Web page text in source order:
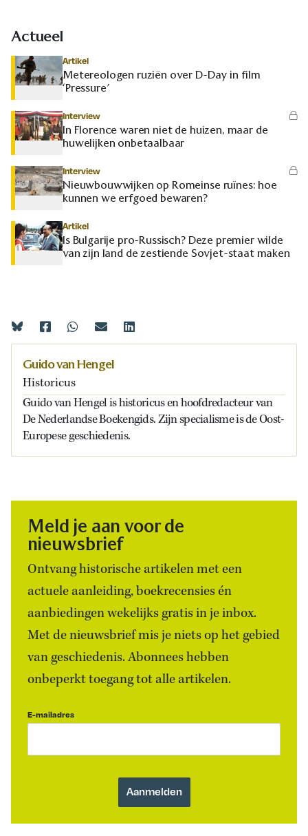
Actueel
Artikel
Metereologen ruziën over D-Day in film
‘Pressure’
Interview
In Florence waren niet de huizen, maar de
huwelijken onbetaalbaar
Interview
Nieuwbouwwijken op Romeinse ruïnes: hoe
kunnen we erfgoed bewaren?
Artikel
Is Bulgarije pro-Russisch? Deze premier wilde
van zijn land de zestiende Sovjet-staat maken
Guido van Hengel
Historicus
Guido van Hengel is historicus en hoofdredacteur van
De Nederlandse Boekengids. Zijn specialisme is de Oost-
Europese geschiedenis.
Meld je aan voor de
nieuwsbrief
Ontvang historische artikelen met een
actuele aanleiding, boekrecensies én
aanbiedingen wekelijks gratis in je inbox.
Met de nieuwsbrief mis je niets op het gebied
van geschiedenis. Abonnees hebben
onbeperkt toegang tot alle artikelen.
E-mailadres